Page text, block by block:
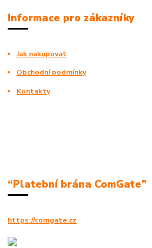
Informace pro zákazníky
Jak nakupovat
Obchodní podmínky
Kontakty
“Platební brána ComGate”
https://comgate.cz